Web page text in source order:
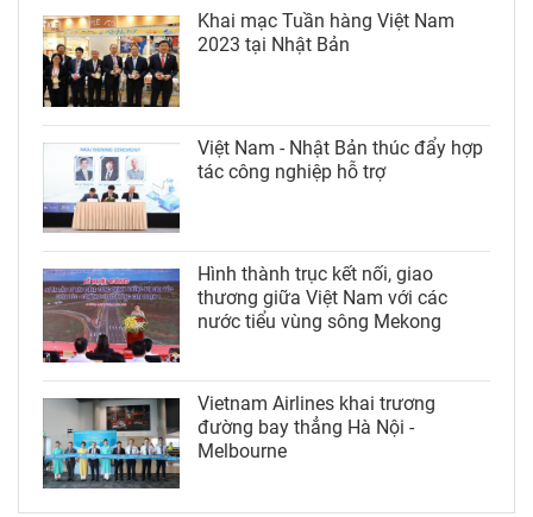
Khai mạc Tuần hàng Việt Nam
2023 tại Nhật Bản
Việt Nam - Nhật Bản thúc đẩy hợp
tác công nghiệp hỗ trợ
Hình thành trục kết nối, giao
thương giữa Việt Nam với các
nước tiểu vùng sông Mekong
Vietnam Airlines khai trương
đường bay thẳng Hà Nội -
Melbourne